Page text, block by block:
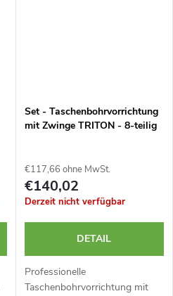
Set - Taschenbohrvorrichtung
mit Zwinge TRITON - 8-teilig
€117,66 ohne MwSt.
€140,02
Derzeit nicht verfügbar
DETAIL
Professionelle
Taschenbohrvorrichtung mit